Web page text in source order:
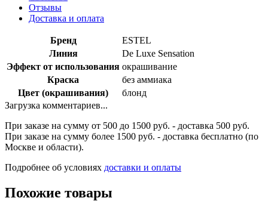
Отзывы
Доставка и оплата
Бренд
ESTEL
Линия
De Luxe Sensation
Эффект от использования окрашивание
Краска
без аммиака
Цвет (окрашивания)
блонд
Загрузка комментариев...
При заказе на сумму от 500 до 1500 руб. - доставка 500 руб.
При заказе на сумму более 1500 руб. - доставка бесплатно (по
Москве и области).
Подробнее об условиях доставки и оплаты
Похожие товары